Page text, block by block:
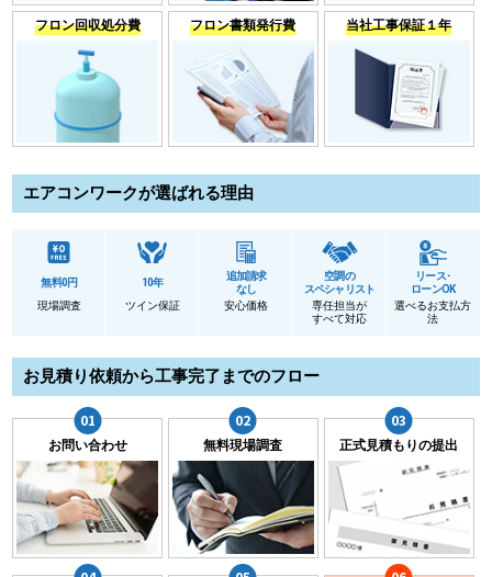
フロン回収処分費 フロン書類発行費 当社工事保証１年
エアコンワークが選ばれる理由
無料0円
現場調査
10年
ツイン保証
追加請求
なし
安心価格
空調の
スペシャリスト
専任担当が
すべて対応
リース･
ローンOK
選べるお支払方
法
お見積り依頼から工事完了までのフロー
お問い合わせ 無料現場調査 正式見積もりの提出